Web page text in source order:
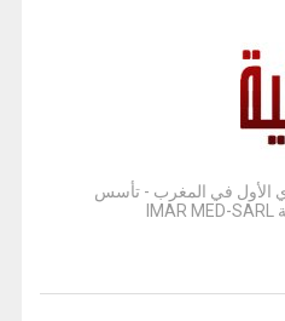
الأول في المغرب - تأسس